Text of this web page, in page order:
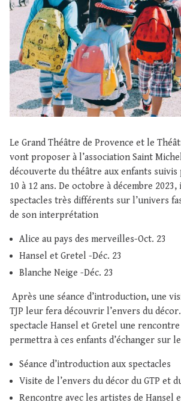
Le Grand Théâtre de Provence et le
vont proposer à l’association Saint
découverte du théâtre aux enfants suivis
10 à 12 ans. De octobre à décembre
spectacles très différents sur l’univers
de son interprétation
Alice au pays des merveilles-Oct. 23
Hansel et Gretel -Déc. 23
Blanche Neige -Déc. 23
Après une séance d’introduction, une
TJP leur fera découvrir l’envers du
spectacle Hansel et Gretel une
permettra à ces enfants d’échanger sur
Séance d’introduction aux spectacles
Visite de l’envers du décor du GTP et
Rencontre avec les artistes de Hansel